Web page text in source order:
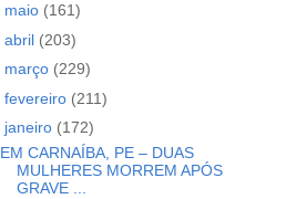
maio (161)
abril (203)
março (229)
fevereiro (211)
janeiro (172)
EM CARNAÍBA, PE – DUAS
MULHERES MORREM APÓS
GRAVE ...